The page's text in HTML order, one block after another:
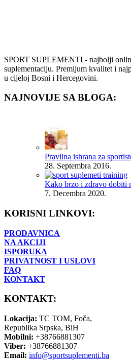
SPORT SUPLEMENTI - najbolji
suplementaciju. Premijum kvalitet i
u cijeloj Bosni i Hercegovini.
NAJNOVIJE SA BLOGA:
Pravilna ishrana za
28. Septembra 2016.
Kako brzo i zdravo dobiti
7. Decembra 2020.
KORISNI LINKOVI:
PRODAVNICA
NA AKCIJI
ISPORUKA
PRIVATNOST I USLOVI
FAQ
KONTAKT
KONTAKT:
Lokacija: TC TOM, Foča,
Republika Srpska, BiH
Mobilni: +38766881307
Viber: +38766881307
Email: info@sportsuplementi.ba